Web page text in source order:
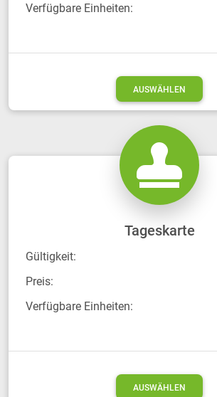
Verfügbare Einheiten:
AUSWÄHLEN
Tageskarte
Gültigkeit:
Preis:
Verfügbare Einheiten:
AUSWÄHLEN